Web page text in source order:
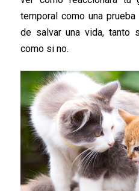
temporal como una
de salvar una vida, tanto
como si no.